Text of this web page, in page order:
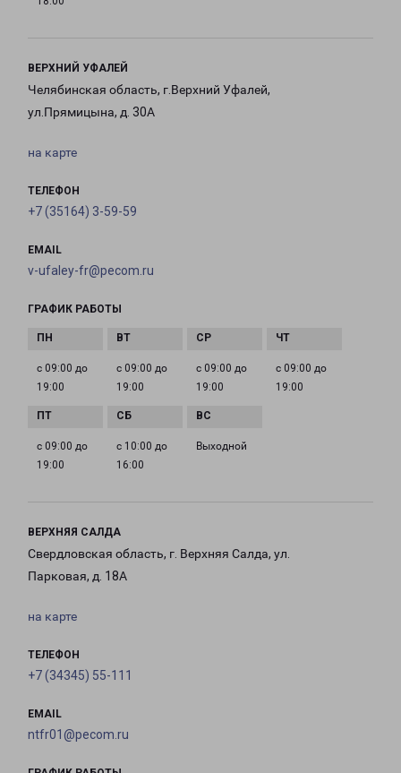
ВЕРХНИЙ УФАЛЕЙ
Челябинская область, г.Верхний Уфалей,
ул.Прямицына, д. 30А
на карте
ТЕЛЕФОН
+7 (35164) 3-59-59
EMAIL
v-ufaley-fr@pecom.ru
ГРАФИК РАБОТЫ
с 09:00 до
19:00
с 09:00 до
19:00
с 09:00 до
19:00
с 09:00 до
19:00
с 09:00 до
19:00
с 10:00 до
16:00
Выходной
ВЕРХНЯЯ САЛДА
Свердловская область, г. Верхняя Салда, ул.
Парковая, д. 18А
на карте
ТЕЛЕФОН
+7 (34345) 55-111
EMAIL
ntfr01@pecom.ru